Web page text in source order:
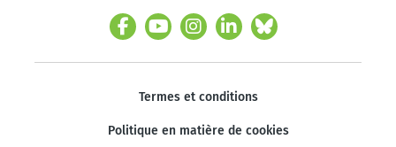
Termes et conditions
Politique en matière de cookies